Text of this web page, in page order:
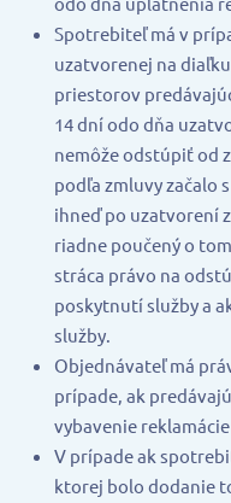
Spotrebiteľ má v
uzatvorenej na
priestorov
14 dní odo dňa
nemôže odstúpiť od
podľa zmluvy začalo
ihneď po uzatvorení
riadne poučený o
stráca právo na
poskytnutí služby a
služby.
Objednávateľ má
prípade, ak
vybavenie
V prípade ak
ktorej bolo dodanie